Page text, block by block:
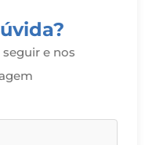
e nos